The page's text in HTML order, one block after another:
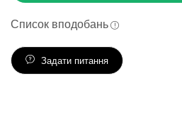
Список вподобань
Задати питання